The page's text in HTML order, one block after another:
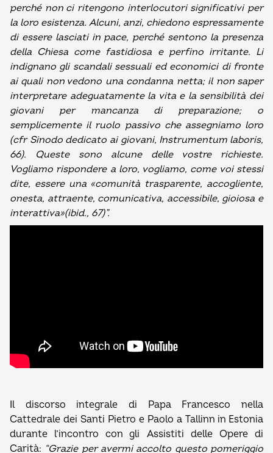
perché non ci ritengono interlocutori significativi per
la loro esistenza. Alcuni, anzi, chiedono espressamente
di essere lasciati in pace, perché sentono la presenza
della Chiesa come fastidiosa e perfino irritante. Li
indignano gli scandali sessuali ed economici di fronte
ai quali non vedono una condanna netta; il non saper
interpretare adeguatamente la vita e la sensibilità dei
giovani per mancanza di preparazione; o
semplicemente il ruolo passivo che assegniamo loro
(cfr Sinodo dedicato ai giovani, Instrumentum laboris,
66). Queste sono alcune delle vostre richieste.
Vogliamo rispondere a loro, vogliamo, come voi stessi
dite, essere una «comunità trasparente, accogliente,
onesta, attraente, comunicativa, accessibile, gioiosa e
interattiva»(ibid., 67)”.
Il discorso integrale di Papa Francesco nella
Cattedrale dei Santi Pietro e Paolo a Tallinn in Estonia
durante l’incontro con gli Assistiti delle Opere di
Carità: “Grazie per avermi accolto questo pomeriggio